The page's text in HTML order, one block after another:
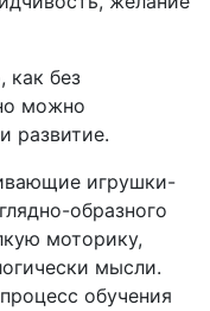
как без
можно
развитие.
игрушки-
образного
моторику,
мысли.
обучения